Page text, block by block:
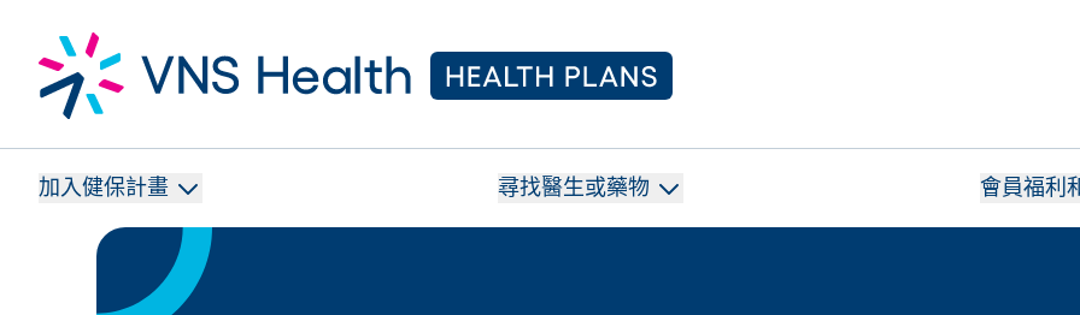
加入健保計畫 尋找醫生或藥物 會員福利